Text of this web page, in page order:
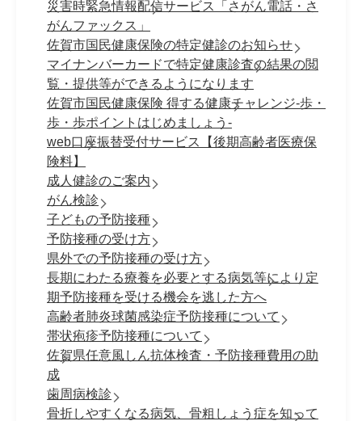
災害時緊急情報配信サービス「さがん電話・さ
がんファックス」
佐賀市国民健康保険の特定健診のお知らせ
マイナンバーカードで特定健康診査の結果の閲
覧・提供等ができるようになります
佐賀市国民健康保険 得する健康チャレンジ-歩・
歩・歩ポイントはじめましょう-
web口座振替受付サービス【後期高齢者医療保
険料】
成人健診のご案内
がん検診
子どもの予防接種
予防接種の受け方
県外での予防接種の受け方
長期にわたる療養を必要とする病気等により定
期予防接種を受ける機会を逃した方へ
高齢者肺炎球菌感染症予防接種について
帯状疱疹予防接種について
佐賀県任意風しん抗体検査・予防接種費用の助
成
歯周病検診
骨折しやすくなる病気、骨粗しょう症を知って